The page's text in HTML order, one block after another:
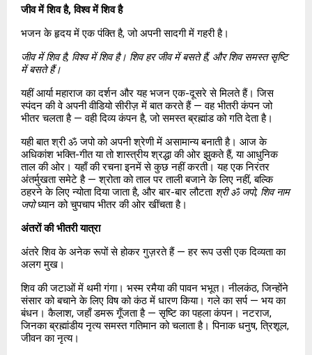
जीव में शिव है, विश्व में शिव है
भजन के हृदय में एक पंक्ति है, जो अपनी सादगी में गहरी है।
जीव में शिव है, विश्व में शिव है। शिव हर जीव में बसते हैं, और शिव समस्त सृष्टि
में बसते हैं।
यहीं आर्या महाराज का दर्शन और यह भजन एक-दूसरे से मिलते हैं। जिस
स्पंदन की वे अपनी वीडियो सीरीज़ में बात करते हैं — वह भीतरी कंपन जो
भीतर चलता है — वही दिव्य कंपन है, जो समस्त ब्रह्मांड को गति देता है।
यही बात श्री ॐ जपो को अपनी श्रेणी में असामान्य बनाती है। आज के
अधिकांश भक्ति-गीत या तो शास्त्रीय श्रद्धा की ओर झुकते हैं, या आधुनिक
ताल की ओर। यहाँ की रचना इनमें से कुछ नहीं करती। यह एक निरंतर
अंतर्मुखता समेटे है — श्रोता को ताल पर ताली बजाने के लिए नहीं, बल्कि
ठहरने के लिए न्योता दिया जाता है, और बार-बार लौटता श्री ॐ जपो, शिव नाम
जपो ध्यान को चुपचाप भीतर की ओर खींचता है।
अंतरों की भीतरी यात्रा
अंतरे शिव के अनेक रूपों से होकर गुज़रते हैं — हर रूप उसी एक दिव्यता का
अलग मुख।
शिव की जटाओं में थमी गंगा। भस्म रमैया की पावन भभूत। नीलकंठ, जिन्होंने
संसार को बचाने के लिए विष को कंठ में धारण किया। गले का सर्प — भय का
बंधन। कैलाश, जहाँ डमरू गूँजता है — सृष्टि का पहला कंपन। नटराज,
जिनका ब्रह्मांडीय नृत्य समस्त गतिमान को चलाता है। पिनाक धनुष, त्रिशूल,
जीवन का नृत्य।